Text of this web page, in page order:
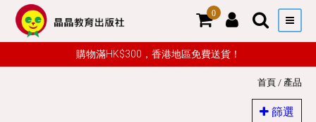
0
購物滿HK$300，香港地區免費送貨！
首頁 / 產品
篩選